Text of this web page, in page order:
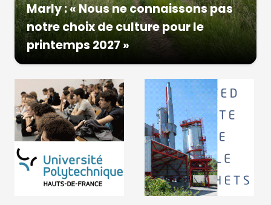
Marly : « Nous ne connaissons pas
notre choix de culture pour le
printemps 2027 »